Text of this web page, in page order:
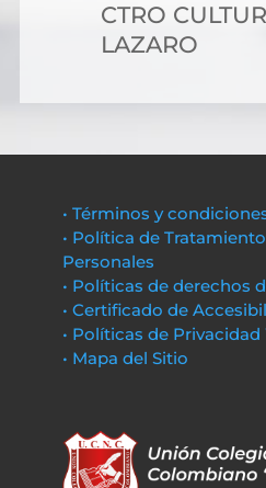
CTRO
LAZARO
• Términos y
• Política de
Personales
• Políticas de derechos
• Certificado de
• Políticas de Privacidad
• Mapa del Sitio